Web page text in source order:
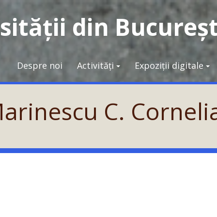
din
Despre noi Activități Expoziții digitale
C.